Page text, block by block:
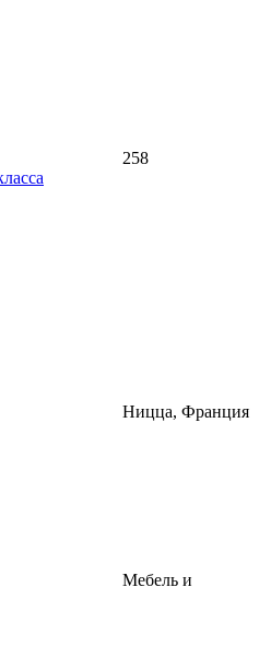
258
Ницца, Франция
Мебель и